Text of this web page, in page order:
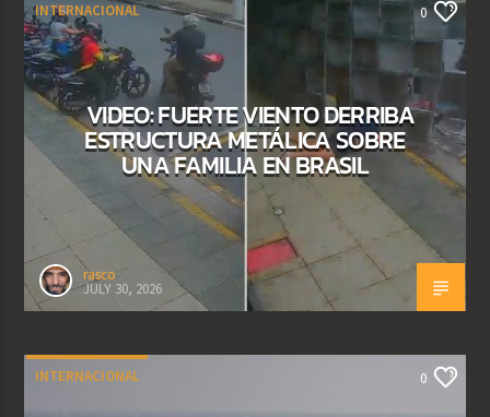
INTERNACIONAL 0
VIDEO: FUERTE VIENTO DERRIBA
ESTRUCTURA METÁLICA SOBRE
UNA FAMILIA EN BRASIL
rasco
JULY 30, 2026
INTERNACIONAL 0